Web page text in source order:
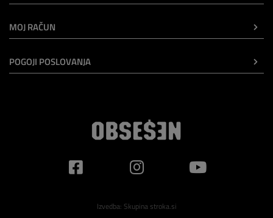
MOJ RAČUN
POGOJI POSLOVANJA
Izvedba: Skupina stroka.si